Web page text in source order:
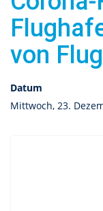
von
Datum
Mittwoch, 23.